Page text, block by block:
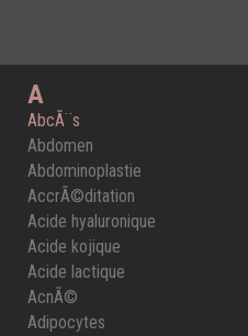
A
AbcÃ¨s
Abdomen
Abdominoplastie
AccrÃ©ditation
Acide hyaluronique
Acide kojique
Acide lactique
AcnÃ©
Adipocytes